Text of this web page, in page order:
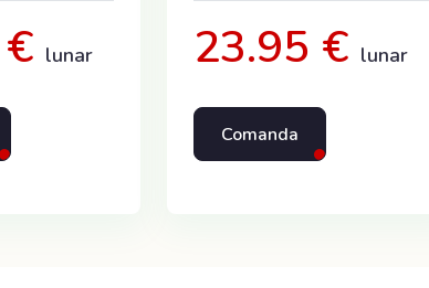
lunar 23.95 € lunar
Comanda